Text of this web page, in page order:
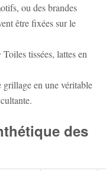
ou des brandes
être fixées sur le
Toiles tissées, lattes en
en une véritable
des